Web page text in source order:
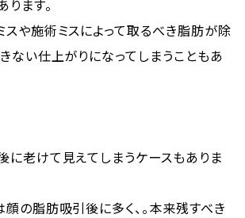
ます。
スや施術ミスによって取るべき脂肪が除
ない仕上がりになってしまうこともあ
老けて見えてしまうケースもありま
の脂肪吸引後に多く、。本来残すべき